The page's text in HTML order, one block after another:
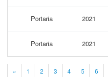
Portaria 2021
Portaria 2021
« 1 2 3 4 5 6